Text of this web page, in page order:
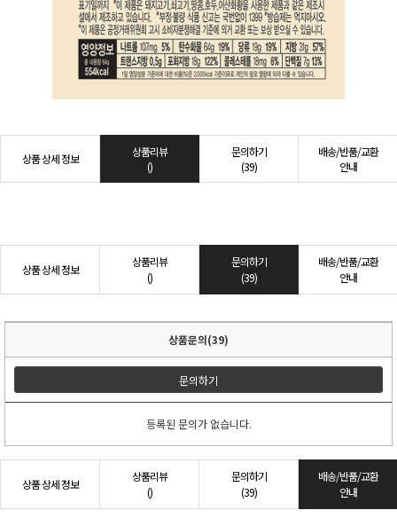
상품 상세 정보
상품리뷰
()
문의하기
(39)
배송/반품/교환
안내
상품 상세 정보
상품리뷰
()
문의하기
(39)
배송/반품/교환
안내
상품문의(39)
문의하기
등록된 문의가 없습니다.
상품 상세 정보
상품리뷰
()
문의하기
(39)
배송/반품/교환
안내